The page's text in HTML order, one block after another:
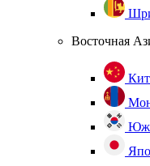
Восточная